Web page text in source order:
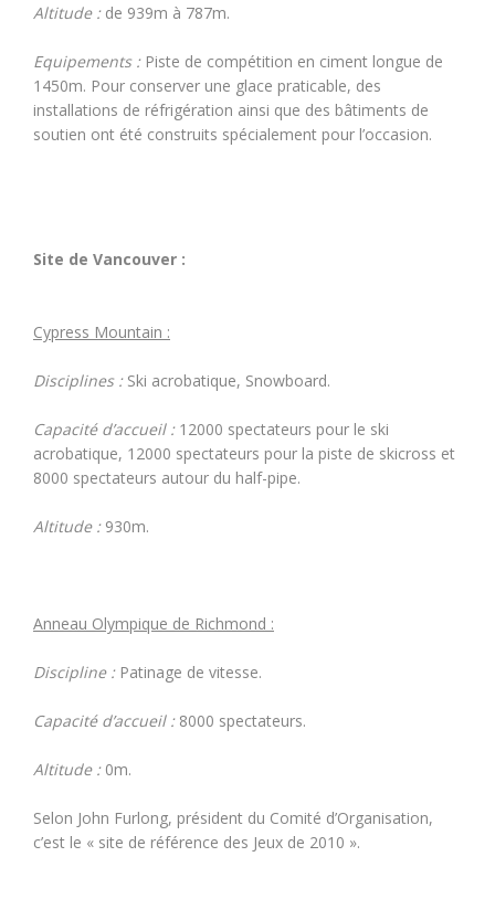
Altitude : de 939m à 787m.
Equipements : Piste de compétition en ciment longue de
1450m. Pour conserver une glace praticable, des
installations de réfrigération ainsi que des bâtiments de
soutien ont été construits spécialement pour l’occasion.
Site de Vancouver :
Cypress Mountain :
Disciplines : Ski acrobatique, Snowboard.
Capacité d’accueil : 12000 spectateurs pour le ski
acrobatique, 12000 spectateurs pour la piste de skicross et
8000 spectateurs autour du half-pipe.
Altitude : 930m.
Anneau Olympique de Richmond :
Discipline : Patinage de vitesse.
Capacité d’accueil : 8000 spectateurs.
Altitude : 0m.
Selon John Furlong, président du Comité d’Organisation,
c’est le « site de référence des Jeux de 2010 ».